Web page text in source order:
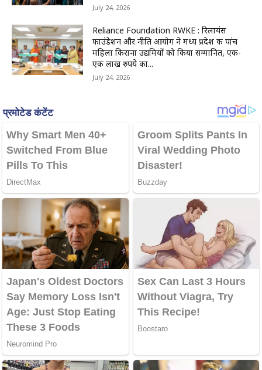
July 24, 2026
Reliance Foundation RWKE : रिलायंस
फाउंडेशन और नीति आयोग ने मध्य प्रदेश की पांच
महिला किराना उद्यमियों को किया सम्मानित, एक-
एक लाख रुपये का...
July 24, 2026